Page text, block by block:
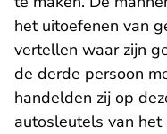
het uitoefenen van
vertellen waar zijn
de derde persoon
handelden zij op
autosleutels van